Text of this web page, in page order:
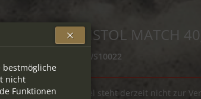
RWS 22lr PISTOL MATCH
RWS10022
Dieser Artikel steht derzeit nicht zur
bestmögliche
nicht
Funktionen